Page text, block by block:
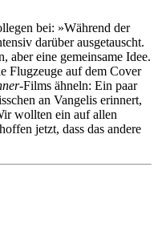
bei: »Während der
darüber ausgetauscht.
aber eine gemeinsame Idee.
Flugzeuge auf dem Cover
-Films ähneln: Ein paar
an Vangelis erinnert,
wollten ein auf allen
jetzt, dass das andere